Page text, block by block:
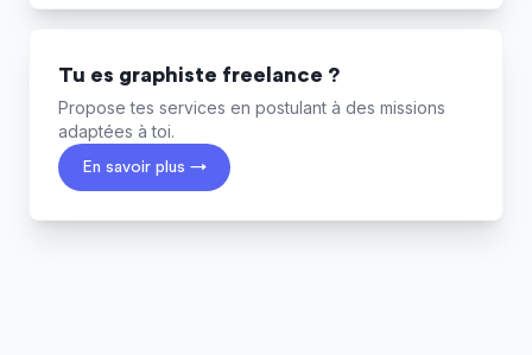
Tu es graphiste freelance ?
Propose tes services en postulant à des missions
adaptées à toi.
En savoir plus →